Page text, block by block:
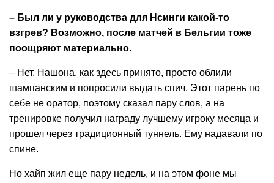
– Был ли у руководства для Нсинги какой-то
взгрев? Возможно, после матчей в Бельгии тоже
поощряют материально.
– Нет. Нашона, как здесь принято, просто облили
шампанским и попросили выдать спич. Этот парень по
себе не оратор, поэтому сказал пару слов, а на
тренировке получил награду лучшему игроку месяца и
прошел через традиционный туннель. Ему надавали по
спине.
Но хайп жил еще пару недель, и на этом фоне мы